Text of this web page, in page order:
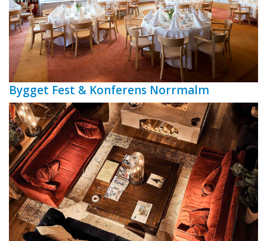
Bygget Fest & Konferens Norrmalm